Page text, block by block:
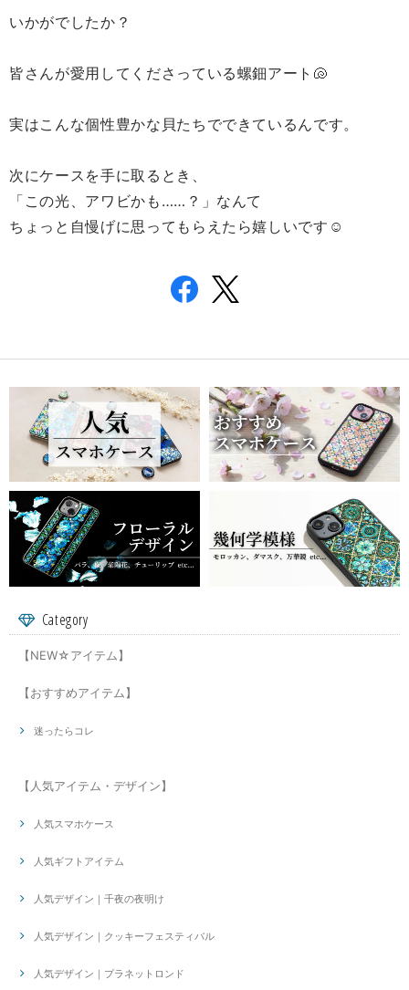
いかがでしたか？
皆さんが愛用してくださっている螺鈿アート🐚
実はこんな個性豊かな貝たちでできているんです。
次にケースを手に取るとき、
「この光、アワビかも……？」なんて
ちょっと自慢げに思ってもらえたら嬉しいです☺
Category
【NEW☆アイテム】
【おすすめアイテム】
迷ったらコレ
【人気アイテム・デザイン】
人気スマホケース
人気ギフトアイテム
人気デザイン｜千夜の夜明け
人気デザイン｜クッキーフェスティバル
人気デザイン｜プラネットロンド